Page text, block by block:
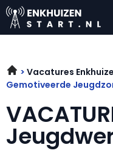
Vacatures
Gemotiveerde